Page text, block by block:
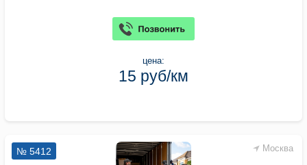
цена:
15 руб/км
Москва
№ 5412